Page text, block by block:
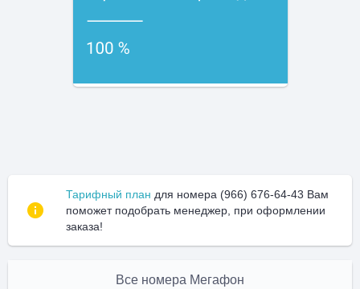
Тарифный план для номера (966) 676-64-43 Вам
поможет подобрать менеджер, при оформлении
заказа!
Все номера Мегафон